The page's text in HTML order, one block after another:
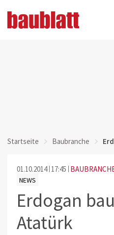
Startseite Baubranche
01.10.2014 17:45
NEWS
Erdogan
Atatürk